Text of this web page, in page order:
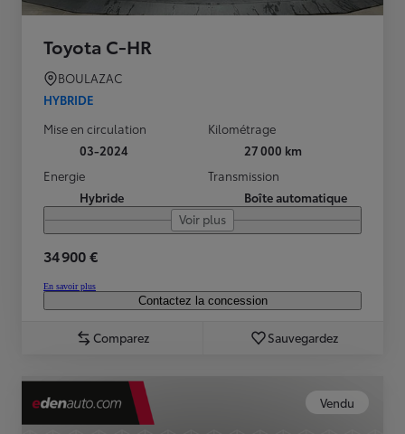
Toyota C-HR
BOULAZAC
HYBRIDE
Mise en circulation
03-2024
Kilométrage
27 000 km
Energie
Hybride
Transmission
Boîte automatique
Voir plus
34 900 €
En savoir plus
Contactez la concession
Comparez Sauvegardez
Vendu